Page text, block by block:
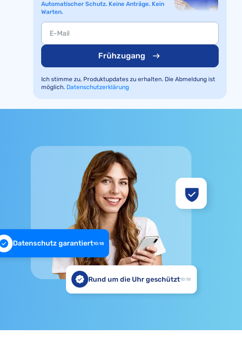
Automatischer Schutz. Keine Anträge. Kein
Warten.
Frühzugang
Ich stimme zu, Produktupdates zu erhalten. Die Abmeldung ist
möglich. Datenschutzerklärung
Datenschutz garantiert10:18
Rund um die Uhr geschützt10:18